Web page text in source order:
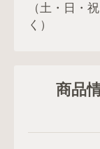
（土・日・
く）
商品